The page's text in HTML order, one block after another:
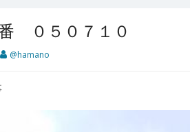
０５０７１０
@hamano